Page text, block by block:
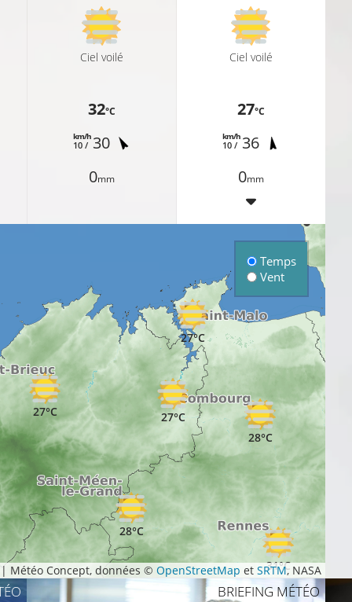
Ciel voilé
32°C
10 /
km/h 30
0mm
Ciel voilé
27°C
10 /
km/h 36
0mm
27°C
27°C
28°C
31°C
27°C
28°C
Temps
Vent
| Météo Concept, données © OpenStreetMap et SRTM, NASA
BRIEFING MÉTÉO